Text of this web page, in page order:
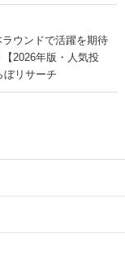
ラウンドで活躍を期待
2026年版・人気投
ぼリサーチ